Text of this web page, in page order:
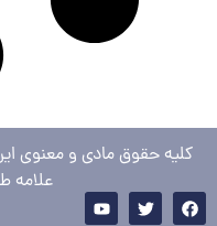
کلیه حقوق مادی و معنوی این
علامه